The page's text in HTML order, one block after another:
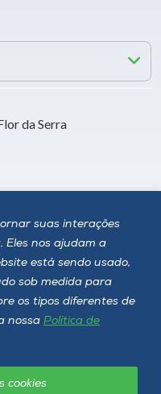
suas interações
Eles nos ajudam a
está sendo usado,
sob medida para
os tipos diferentes de
nossa Política de
cookies
da Serra